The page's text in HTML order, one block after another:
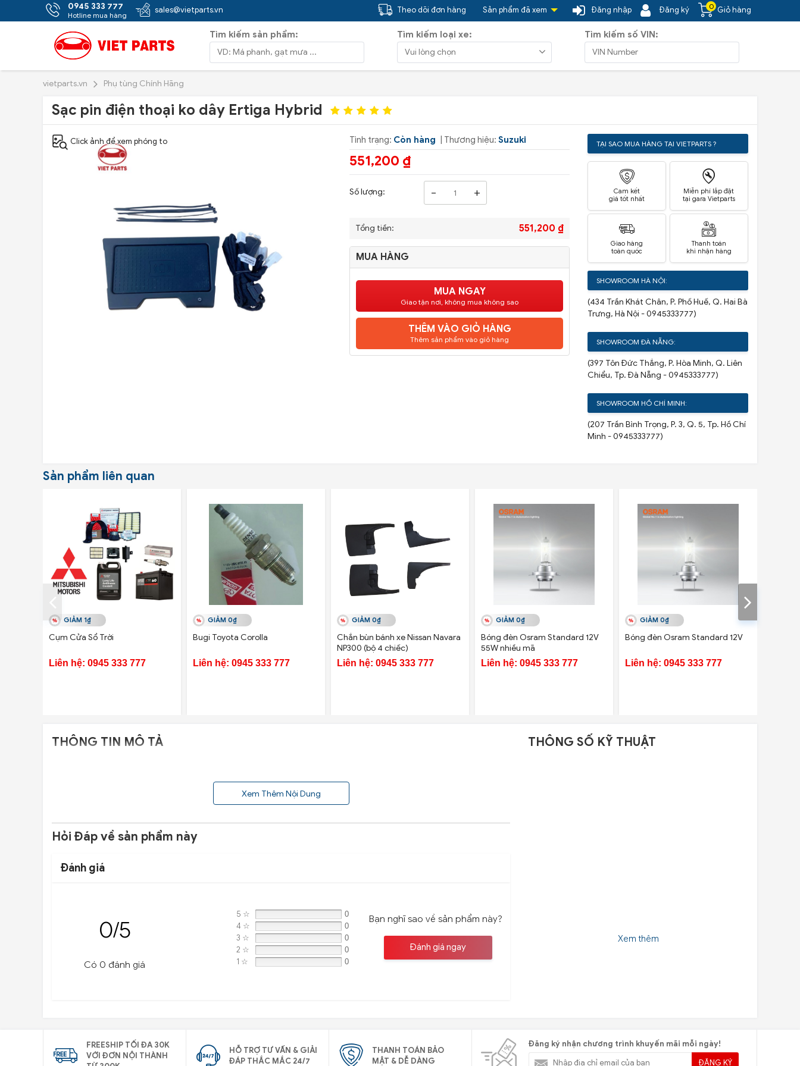
0945 333 777
Hotline mua hàng
sales@vietparts.vn 0 Giỏ hàng
Đăng ký
Đăng nhập
Sản phẩm đã xem
Theo dõi đơn hàng
Tìm kiếm sản phẩm: Tìm kiếm loại xe: Tìm kiếm số VIN:
vietparts.vn Phụ tùng Chính Hãng
Sạc pin điện thoại ko dây Ertiga Hybrid
Click ảnh để xem phóng to Tình trạng: Còn hàng | Thương hiệu: Suzuki
551,200 ₫
Số lượng: - +
Tổng tiền: 551,200 ₫
MUA HÀNG
MUA NGAY
Giao tận nơi, không mua không sao
THÊM VÀO GIỎ HÀNG
Thêm sản phẩm vào giỏ hàng
TẠI SAO MUA HÀNG TẠI VIETPARTS ?
Cam kết
giá tốt nhất
Miễn phí lắp đặt
tại gara Vietparts
Giao hàng
toàn quốc
Thanh toán
khi nhận hàng
SHOWROOM HÀ NỘI:
(434 Trần Khát Chân, P. Phố Huế, Q. Hai Bà
Trưng, Hà Nội - 0945333777)
SHOWROOM ĐÀ NẴNG:
(397 Tôn Đức Thắng, P. Hòa Minh, Q. Liên
Chiểu, Tp. Đà Nẵng - 0945333777)
SHOWROOM HỒ CHÍ MINH:
(207 Trần Bình Trọng, P. 3, Q. 5, Tp. Hồ Chí
Minh - 0945333777)
Sản phẩm liên quan
GIẢM 1₫
Cụm Cửa Sổ Trời
Liên hệ: 0945 333 777
GIẢM 0₫
Bugi Toyota Corolla
Liên hệ: 0945 333 777
GIẢM 0₫
Chắn bùn bánh xe Nissan Navara
NP300 (bộ 4 chiếc)
Liên hệ: 0945 333 777
GIẢM 0₫
Bóng đèn Osram Standard 12V
55W nhiều mã
Liên hệ: 0945 333 777
GIẢM 0₫
Bóng đèn Osram Standard 12V
Liên hệ: 0945 333 777
THÔNG TIN MÔ TẢ
Xem Thêm Nội Dung
Hỏi Đáp về sản phẩm này
Đánh giá
0/5
Có 0 đánh giá
5 ☆ 0
4 ☆ 0
3 ☆ 0
2 ☆ 0
1 ☆ 0
Bạn nghĩ sao về sản phẩm này?
Đánh giá ngay
THÔNG SỐ KỸ THUẬT
Xem thêm
FREESHIP TỐI ĐA 30K
VỚI ĐƠN NỘI THÀNH
HỖ TRỢ TƯ VẤN & GIẢI
ĐÁP THẮC MẮC 24/7
THANH TOÁN BẢO
MẬT & DỄ DÀNG
Đăng ký nhận chương trình khuyến mãi mỗi ngày!
ĐĂNG KÝ